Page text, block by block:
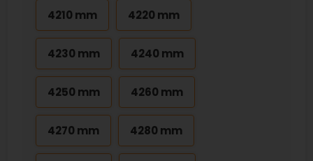
4210 mm 4220 mm
4230 mm 4240 mm
4250 mm 4260 mm
4270 mm 4280 mm